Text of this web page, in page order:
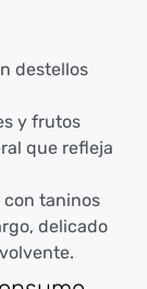
destellos
y frutos
que refleja
taninos
delicado